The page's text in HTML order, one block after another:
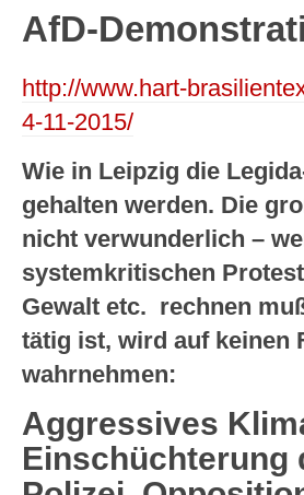
AfD-
http://www.hart-
4-11-2015/
Wie in Leipzig die
gehalten werden. Die
nicht verwunderlich –
systemkritischen
Gewalt etc. rechnen
tätig ist, wird auf keinen
wahrnehmen:
Aggressives
Einschüchterung